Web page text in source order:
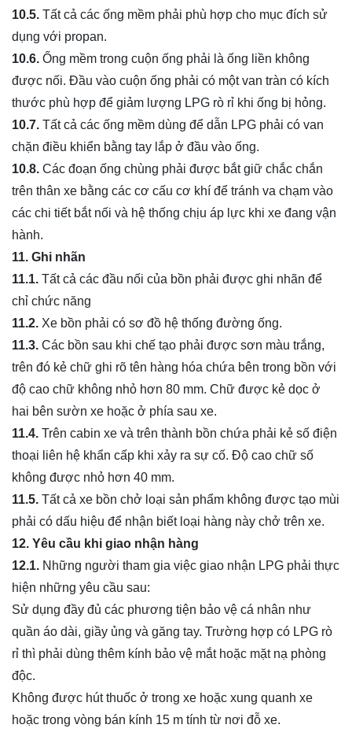
10.5. Tất cả các ống mềm phải phù hợp cho mục đích sử
dụng với propan.
10.6. Ống mềm trong cuộn ống phải là ống liền không
được nối. Đầu vào cuộn ống phải có một van tràn có kích
thước phù hợp để giảm lượng LPG rò rỉ khi ống bị hỏng.
10.7. Tất cả các ống mềm dùng để dẫn LPG phải có van
chặn điều khiển bằng tay lắp ở đầu vào ống.
10.8. Các đoạn ống chùng phải được bắt giữ chắc chắn
trên thân xe bằng các cơ cấu cơ khí để tránh va chạm vào
các chi tiết bắt nối và hệ thống chịu áp lực khi xe đang vận
hành.
11. Ghi nhãn
11.1. Tất cả các đầu nối của bồn phải được ghi nhãn để
chỉ chức năng
11.2. Xe bồn phải có sơ đồ hệ thống đường ống.
11.3. Các bồn sau khi chế tạo phải được sơn màu trắng,
trên đó kẻ chữ ghi rõ tên hàng hóa chứa bên trong bồn với
độ cao chữ không nhỏ hơn 80 mm. Chữ được kẻ dọc ở
hai bên sườn xe hoặc ở phía sau xe.
11.4. Trên cabin xe và trên thành bồn chứa phải kẻ số điện
thoại liên hệ khẩn cấp khi xảy ra sự cố. Độ cao chữ số
không được nhỏ hơn 40 mm.
11.5. Tất cả xe bồn chở loại sản phẩm không được tạo mùi
phải có dấu hiệu để nhận biết loại hàng này chở trên xe.
12. Yêu cầu khi giao nhận hàng
12.1. Những người tham gia việc giao nhận LPG phải thực
hiện những yêu cầu sau:
Sử dụng đầy đủ các phương tiện bảo vệ cá nhân như
quần áo dài, giầy ủng và găng tay. Trường hợp có LPG rò
rỉ thì phải dùng thêm kính bảo vệ mắt hoặc mặt nạ phòng
độc.
Không được hút thuốc ở trong xe hoặc xung quanh xe
hoặc trong vòng bán kính 15 m tính từ nơi đỗ xe.